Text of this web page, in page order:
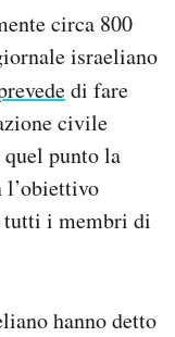
circa 800
israeliano
di fare
civile
punto la
l’obiettivo
tutti i membri di
hanno detto